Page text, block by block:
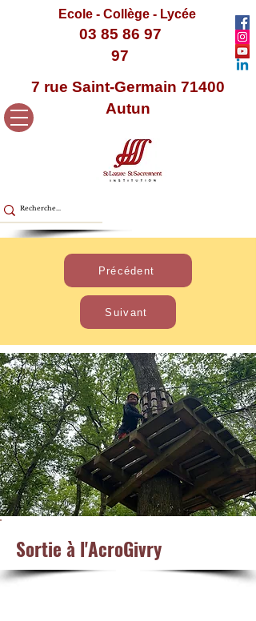
Ecole - Collège - Lycée
03 85 86 97
97
7 rue Saint-Germain 71400
Autun
< Retour
Précédent
Suivant
Sortie à l'AcroGivry